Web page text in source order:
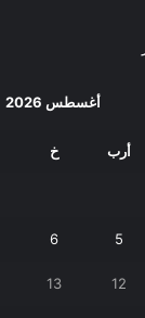
أغسطس 2026
أرب خ
5
6
12
13